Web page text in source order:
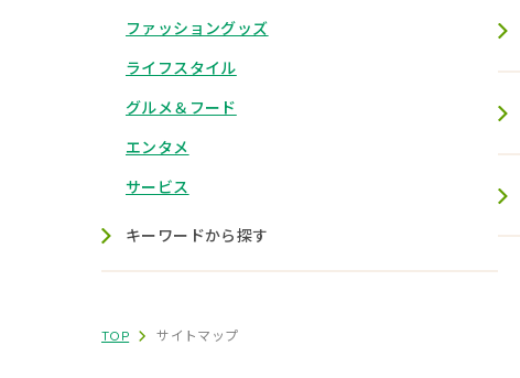
ファッショングッズ
ライフスタイル
グルメ＆フード
エンタメ
サービス
キーワードから探す
TOP サイトマップ